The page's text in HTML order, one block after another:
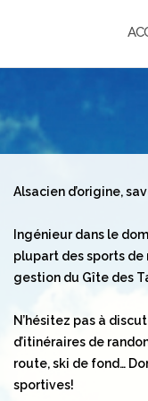
Alsacien d’origine,
Ingénieur dans le
plupart des sports de
gestion du Gîte des
N’hésitez pas à
d’itinéraires de
route, ski de fond…
sportives!